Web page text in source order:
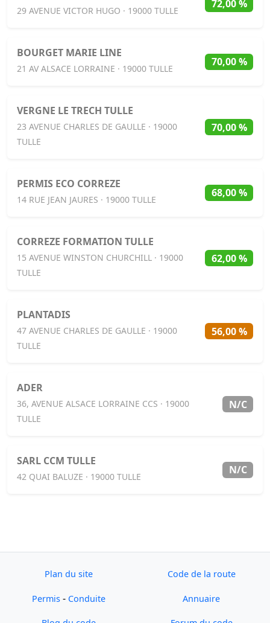
29 AVENUE VICTOR HUGO · 19000 TULLE
72,00 %
BOURGET MARIE LINE
21 AV ALSACE LORRAINE · 19000 TULLE
70,00 %
VERGNE LE TRECH TULLE
23 AVENUE CHARLES DE GAULLE · 19000
TULLE
70,00 %
PERMIS ECO CORREZE
14 RUE JEAN JAURES · 19000 TULLE
68,00 %
CORREZE FORMATION TULLE
15 AVENUE WINSTON CHURCHILL · 19000
TULLE
62,00 %
PLANTADIS
47 AVENUE CHARLES DE GAULLE · 19000
TULLE
56,00 %
ADER
36, AVENUE ALSACE LORRAINE CCS · 19000
TULLE
N/C
SARL CCM TULLE
42 QUAI BALUZE · 19000 TULLE
N/C
Plan du site Code de la route
Permis - Conduite Annuaire